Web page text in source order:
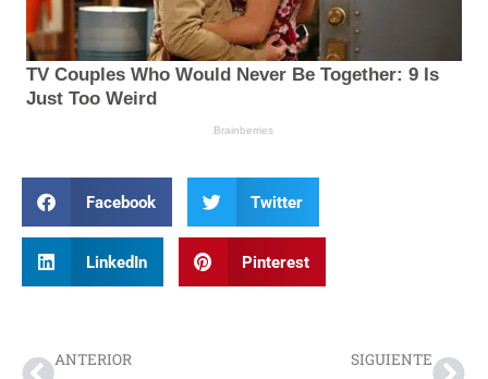
Facebook Twitter
LinkedIn Pinterest
ANTERIOR SIGUIENTE